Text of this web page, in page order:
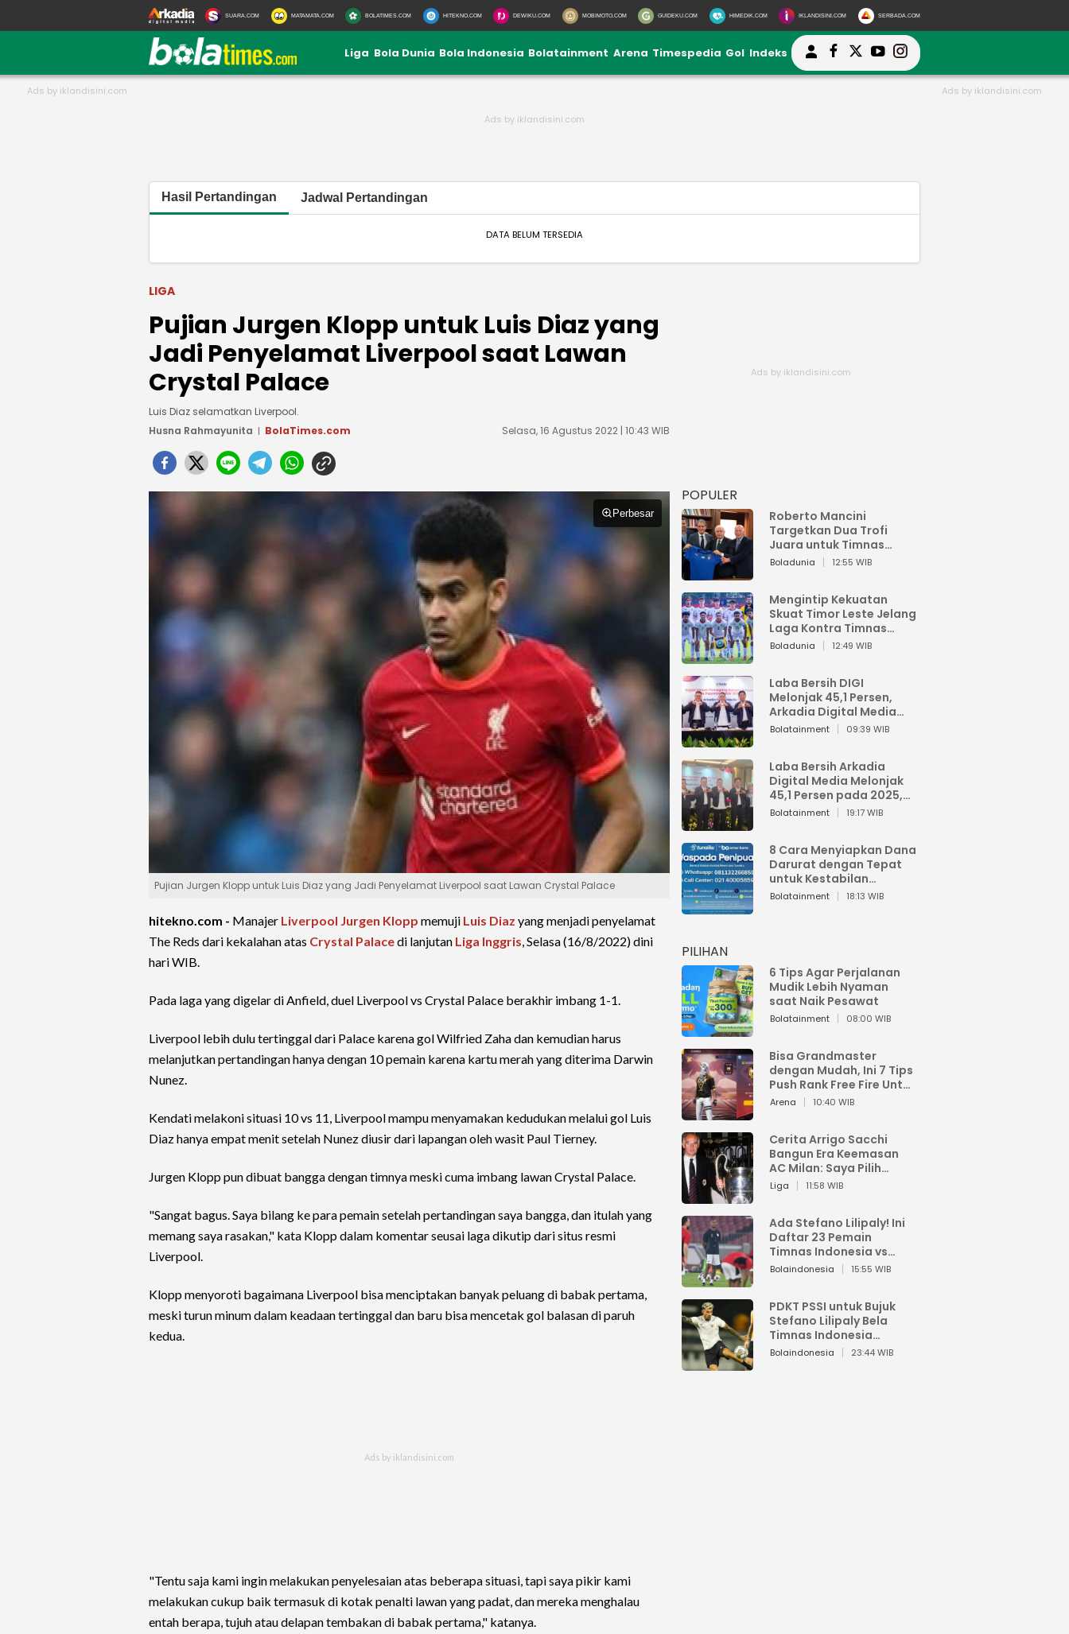
SUARA.COM MATAMATA.COM BOLATIMES.COM HITEKNO.COM DEWIKU.COM MOBIMOTO.COM GUIDEKU.COM HIMEDIK.COM IKLANDISINI.COM SERBADA.COM
Liga Bola Dunia Bola Indonesia Bolatainment Arena Timespedia Gol Indeks
Hasil Pertandingan Jadwal Pertandingan
DATA BELUM TERSEDIA
LIGA
Pujian Jurgen Klopp untuk Luis Diaz yang
Jadi Penyelamat Liverpool saat Lawan
Crystal Palace
Luis Diaz selamatkan Liverpool.
Husna Rahmayunita
BolaTimes.com Selasa, 16 Agustus 2022 | 10:43 WIB
Perbesar
Pujian Jurgen Klopp untuk Luis Diaz yang Jadi Penyelamat Liverpool saat Lawan Crystal Palace
hitekno.com - Manajer Liverpool Jurgen Klopp memuji Luis Diaz yang menjadi penyelamat
The Reds dari kekalahan atas Crystal Palacedi lanjutan Liga Inggris, Selasa (16/8/2022) dini
hari WIB.
Pada laga yang digelar di Anfield, duel Liverpool vs Crystal Palace berakhir imbang 1-1.
Liverpool lebih dulu tertinggal dari Palace karena gol Wilfried Zaha dan kemudian harus
melanjutkan pertandingan hanya dengan 10 pemain karena kartu merah yang diterima Darwin
Nunez.
Kendati melakoni situasi 10 vs 11, Liverpool mampu menyamakan kedudukan melalui gol Luis
Diaz hanya empat menit setelah Nunez diusir dari lapangan oleh wasit Paul Tierney.
Jurgen Klopp pun dibuat bangga dengan timnya meski cuma imbang lawan Crystal Palace.
"Sangat bagus. Saya bilang ke para pemain setelah pertandingan saya bangga, dan itulah yang
memang saya rasakan," kata Klopp dalam komentar seusai laga dikutip dari situs resmi
Liverpool.
Klopp menyoroti bagaimana Liverpool bisa menciptakan banyak peluang di babak pertama,
meski turun minum dalam keadaan tertinggal dan baru bisa mencetak gol balasan di paruh
kedua.
"Tentu saja kami ingin melakukan penyelesaian atas beberapa situasi, tapi saya pikir kami
melakukan cukup baik termasuk di kotak penalti lawan yang padat, dan mereka menghalau
entah berapa, tujuh atau delapan tembakan di babak pertama," katanya.
POPULER
Roberto Mancini
Targetkan Dua Trofi
Juara untuk Timnas
Italia
Boladunia 12:55 WIB
Mengintip Kekuatan
Skuat Timor Leste Jelang
Laga Kontra Timnas
Indonesia di Piala AFF
Boladunia 12:49 WIB
Laba Bersih DIGI
Melonjak 45,1 Persen,
Arkadia Digital Media
Perkuat Bisnis AI dan
Bolatainment 09:39 WIB
Laba Bersih Arkadia
Digital Media Melonjak
45,1 Persen pada 2025,
Sentuh Rp1,76 Miliar
Bolatainment 19:17 WIB
8 Cara Menyiapkan Dana
Darurat dengan Tepat
untuk Kestabilan
Keuangan
Bolatainment 18:13 WIB
PILIHAN
6 Tips Agar Perjalanan
Mudik Lebih Nyaman
saat Naik Pesawat
Bolatainment 08:00 WIB
Bisa Grandmaster
dengan Mudah, Ini 7 Tips
Push Rank Free Fire Untuk
Pemula
Arena 10:40 WIB
Cerita Arrigo Sacchi
Bangun Era Keemasan
AC Milan: Saya Pilih
Pemain dari Isi Otaknya
Liga 11:58 WIB
Ada Stefano Lilipaly! Ini
Daftar 23 Pemain
Timnas Indonesia vs
China
Bolaindonesia 15:55 WIB
PDKT PSSI untuk Bujuk
Stefano Lilipaly Bela
Timnas Indonesia
Berakhir Berantakan
Bolaindonesia 23:44 WIB